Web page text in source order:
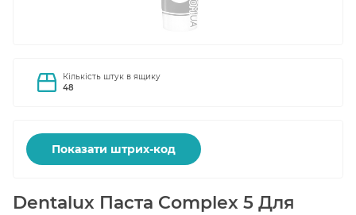
Кількість штук в ящику
48
Показати штрих-код
Dentalux Паста Complex 5 Для